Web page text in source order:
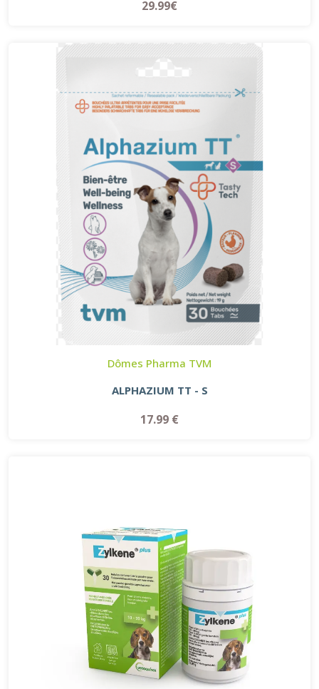
29.99€
Dômes Pharma TVM
ALPHAZIUM TT - S
17.99 €